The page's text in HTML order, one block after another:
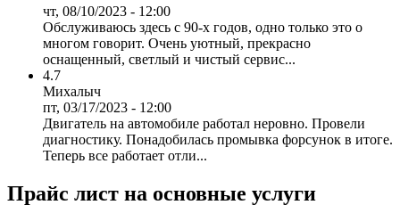
чт, 08/10/2023 - 12:00
Обслуживаюсь здесь с 90-х годов, одно только это о
многом говорит. Очень уютный, прекрасно
оснащенный, светлый и чистый сервис...
4.7
Михалыч
пт, 03/17/2023 - 12:00
Двигатель на автомобиле работал неровно. Провели
диагностику. Понадобилась промывка форсунок в итоге.
Теперь все работает отли...
Прайс лист на основные услуги